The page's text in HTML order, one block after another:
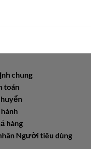
chung
toán
hàng
Người tiêu dùng